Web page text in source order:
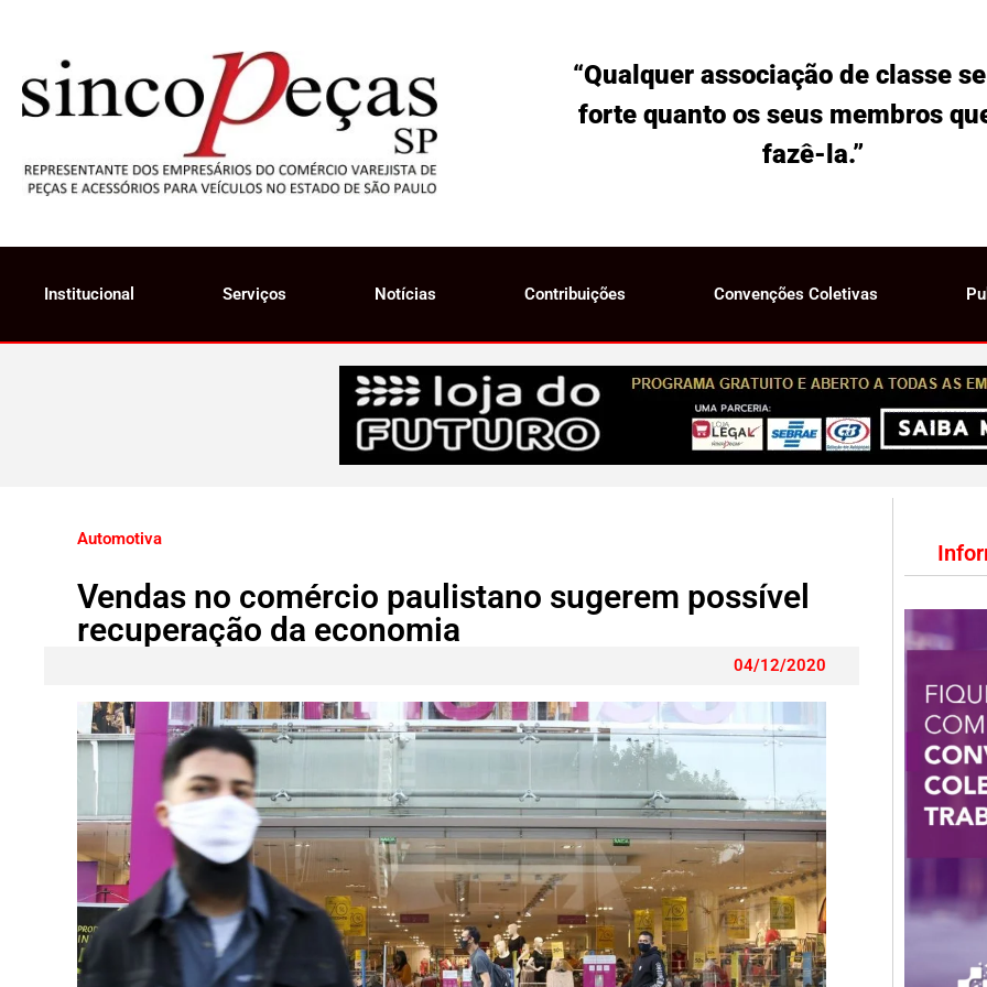
“Qualquer associação de classe
forte quanto os seus membros
fazê-la.”
Institucional Serviços Notícias Contribuições Convenções Coletivas
Automotiva
Vendas no comércio paulistano sugerem possível
recuperação da economia
04/12/2020